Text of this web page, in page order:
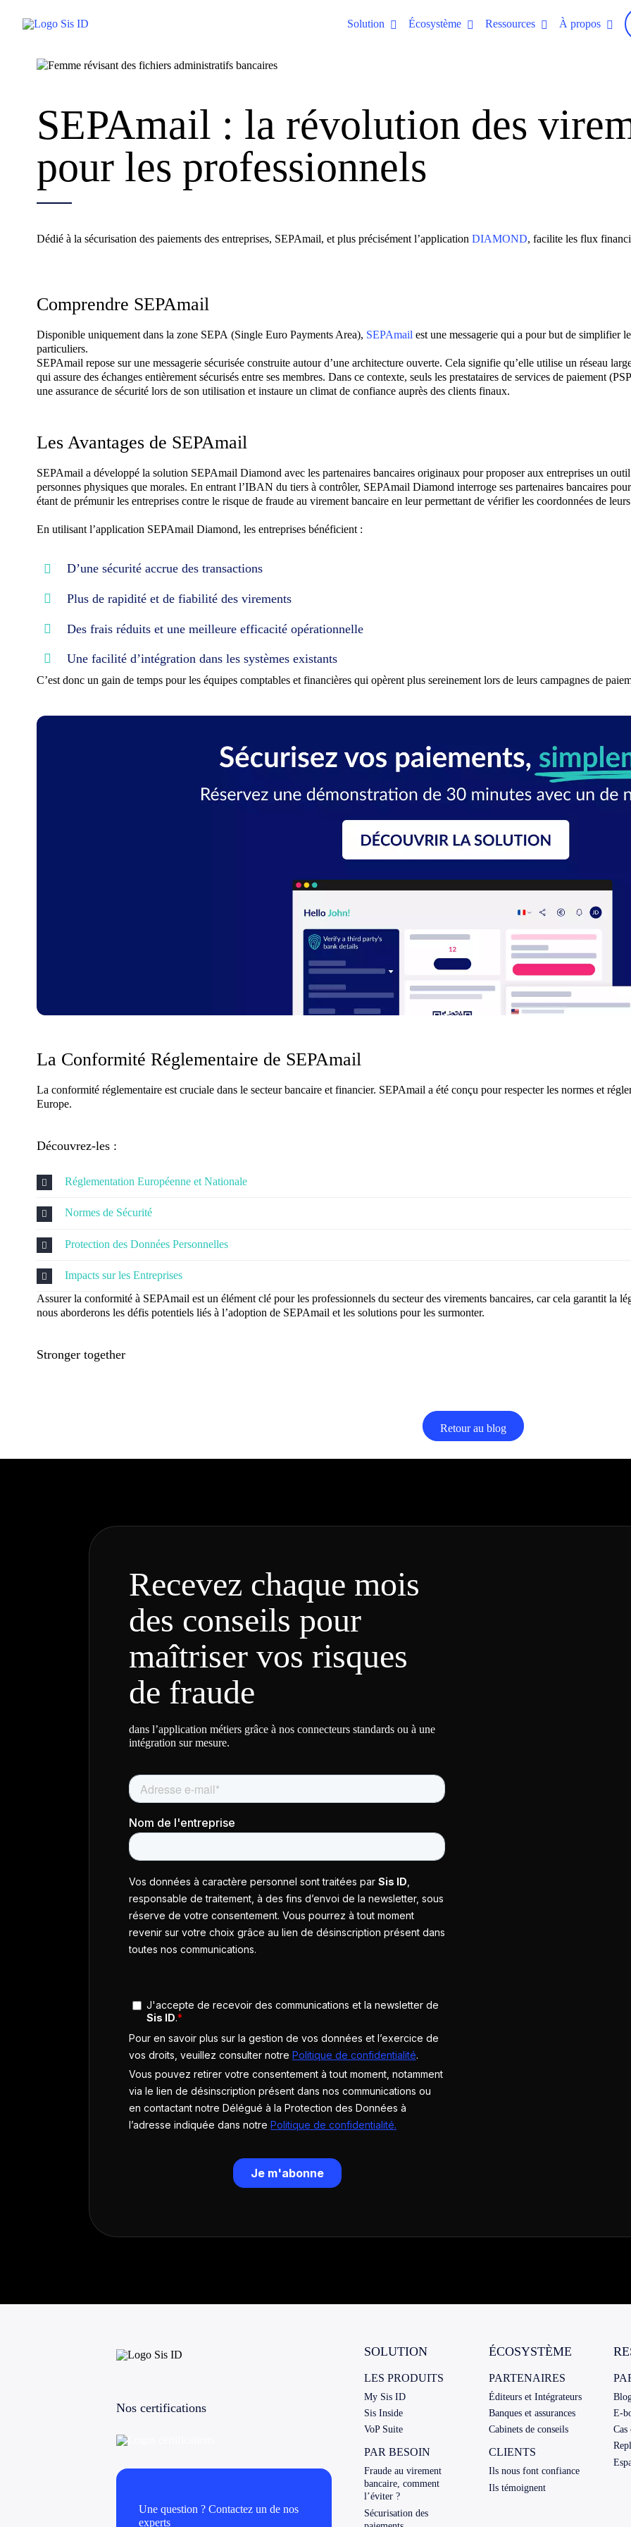
contenu
Solution Écosystème Ressources À propos
SEPAmail : la révolution des
pour les professionnels
Dédié à la sécurisation des paiements des entreprises, SEPAmail, et plus précisément l’application DIAMOND, facilite les flux
Comprendre SEPAmail
Disponible uniquement dans la zone SEPA (Single Euro Payments Area), SEPAmail est une messagerie qui a pour but de simplifier
particuliers.
SEPAmail repose sur une messagerie sécurisée construite autour d’une architecture ouverte. Cela signifie qu’elle utilise un réseau
qui assure des échanges entièrement sécurisés entre ses membres. Dans ce contexte, seuls les prestataires de services de paiement
une assurance de sécurité lors de son utilisation et instaure un climat de confiance auprès des clients finaux.
Les Avantages de SEPAmail
SEPAmail a développé la solution SEPAmail Diamond avec les partenaires bancaires originaux pour proposer aux entreprises un
personnes physiques que morales. En entrant l’IBAN du tiers à contrôler, SEPAmail Diamond interroge ses partenaires bancaires
étant de prémunir les entreprises contre le risque de fraude au virement bancaire en leur permettant de vérifier les coordonnées de
En utilisant l’application SEPAmail Diamond, les entreprises bénéficient :
D’une sécurité accrue des transactions
Plus de rapidité et de fiabilité des virements
Des frais réduits et une meilleure efficacité opérationnelle
Une facilité d’intégration dans les systèmes existants
C’est donc un gain de temps pour les équipes comptables et financières qui opèrent plus sereinement lors de leurs campagnes de
La Conformité Réglementaire de SEPAmail
La conformité réglementaire est cruciale dans le secteur bancaire et financier. SEPAmail a été conçu pour respecter les normes et
Europe.
Découvrez-les :
Réglementation Européenne et Nationale
Normes de Sécurité
Protection des Données Personnelles
Impacts sur les Entreprises
Assurer la conformité à SEPAmail est un élément clé pour les professionnels du secteur des virements bancaires, car cela garantit la
nous aborderons les défis potentiels liés à l’adoption de SEPAmail et les solutions pour les surmonter.
Stronger together
Retour au blog
Recevez chaque mois
des conseils pour
maîtriser vos risques
de fraude
dans l’application métiers grâce à nos connecteurs standards ou à une
intégration sur mesure.
Nos certifications
Une question ? Contactez un de nos
experts
SOLUTION
LES PRODUITS
My Sis ID
Sis Inside
VoP Suite
PAR BESOIN
Fraude au virement
bancaire, comment
l’éviter ?
Sécurisation des
ÉCOSYSTÈME
PARTENAIRES
Éditeurs et Intégrateurs
Banques et assurances
Cabinets de conseils
CLIENTS
Ils nous font confiance
Ils témoignent
E-
Cas